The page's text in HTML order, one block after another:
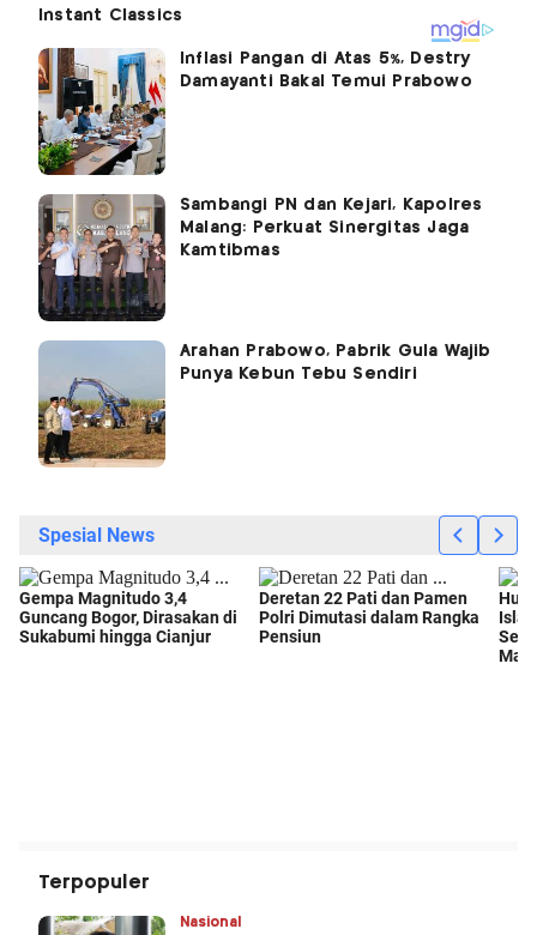
Inflasi Pangan di Atas 5%, Destry
Damayanti Bakal Temui Prabowo
Sambangi PN dan Kejari, Kapolres
Malang: Perkuat Sinergitas Jaga
Kamtibmas
Arahan Prabowo, Pabrik Gula Wajib
Punya Kebun Tebu Sendiri
Terpopuler
Nasional